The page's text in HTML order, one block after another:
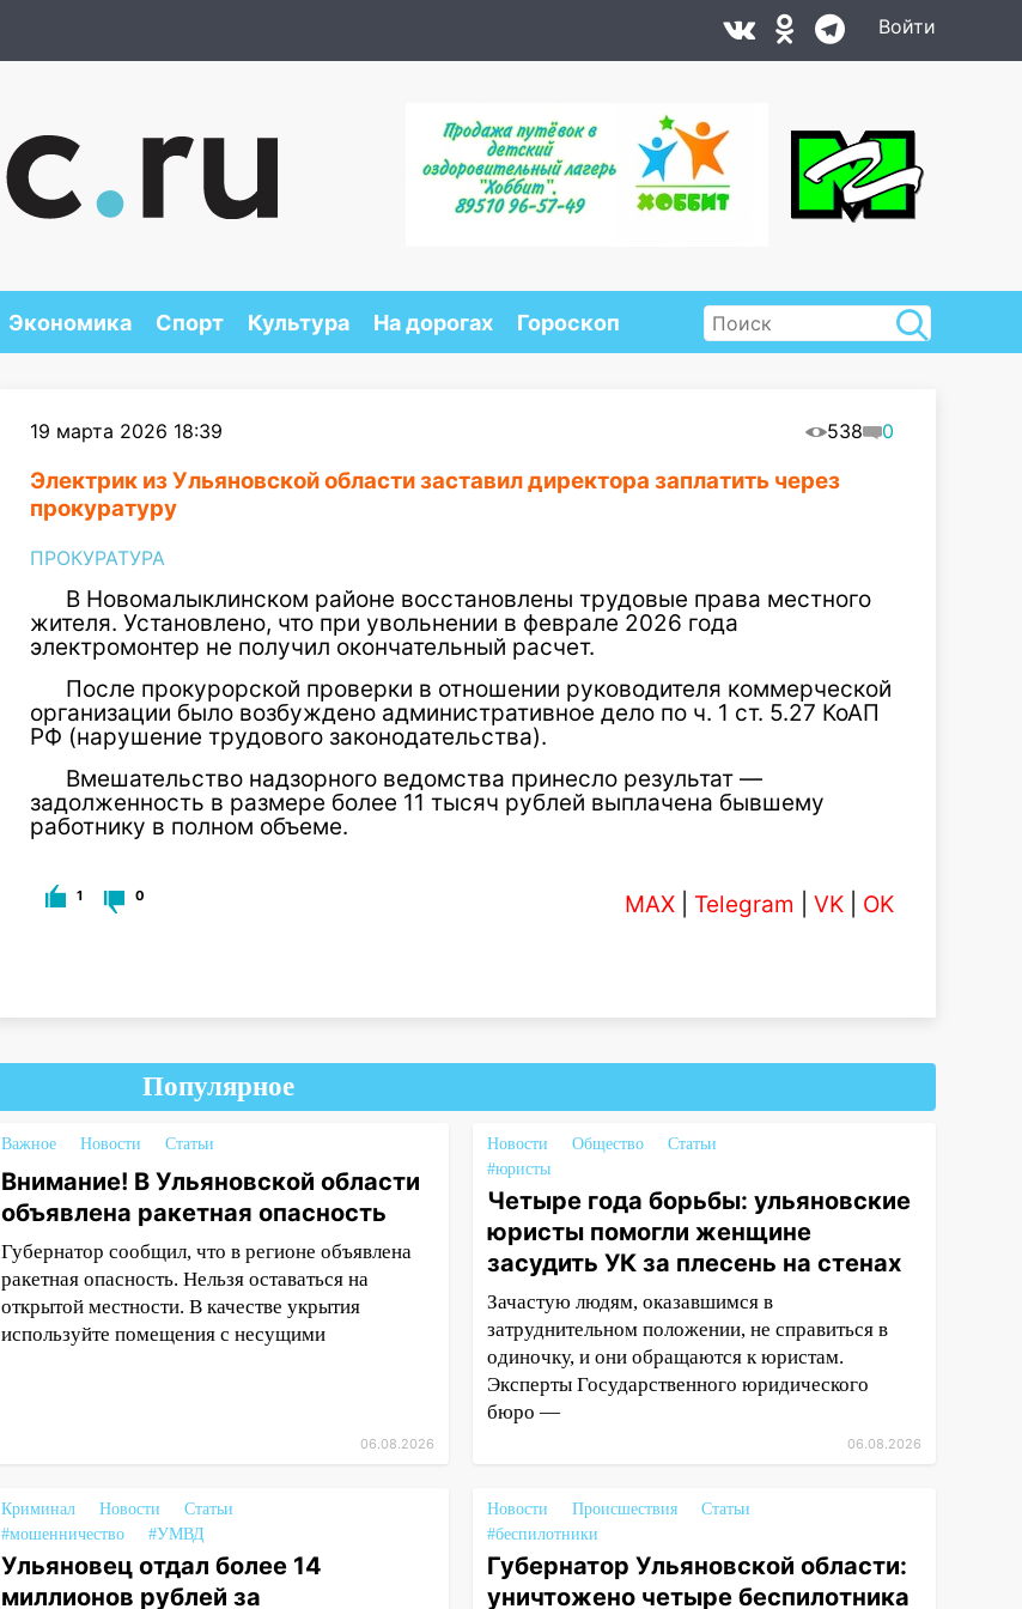
Войти
Экономика Спорт Культура На дорогах Гороскоп
19 марта 2026 18:39 538 0
Электрик из Ульяновской области заставил директора заплатить через
прокуратуру
ПРОКУРАТУРА
В Новомалыклинском районе восстановлены трудовые права местного
жителя. Установлено, что при увольнении в феврале 2026 года
электромонтер не получил окончательный расчет.
После прокурорской проверки в отношении руководителя коммерческой
организации было возбуждено административное дело по ч. 1 ст. 5.27 КоАП
РФ (нарушение трудового законодательства).
Вмешательство надзорного ведомства принесло результат —
задолженность в размере более 11 тысяч рублей выплачена бывшему
работнику в полном объеме.
1 0 MAX Telegram VK OK
Популярное
Важное Новости Статьи
Внимание! В Ульяновской области
объявлена ракетная опасность
Губернатор сообщил, что в регионе объявлена
ракетная опасность. Нельзя оставаться на
открытой местности. В качестве укрытия
используйте помещения с несущими
06.08.2026
Новости Общество
Статьи
#юристы
Четыре года борьбы: ульяновские
юристы помогли женщине
засудить УК за плесень на стенах
Зачастую людям, оказавшимся в
затруднительном положении, не справиться в
одиночку, и они обращаются к юристам.
Эксперты Государственного юридического
бюро —
06.08.2026
Криминал Новости
Статьи
#мошенничество
#УМВД
Ульяновец отдал более 14
миллионов рублей за
Новости Происшествия
Статьи
#беспилотники
Губернатор Ульяновской области:
уничтожено четыре беспилотника